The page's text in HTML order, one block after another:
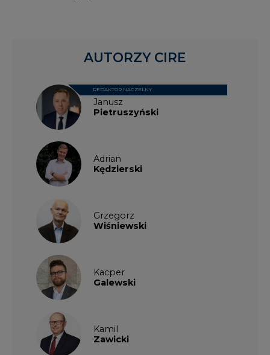
Janusz
Pietruszyński
REDAKTOR NACZELNY
Adrian
Kędzierski
Grzegorz
Wiśniewski
Kacper
Galewski
Kamil
Zawicki
AUTORZY CIRE